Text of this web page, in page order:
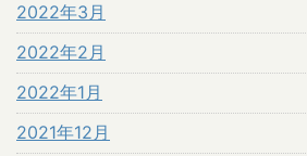
2022年3月
2022年2月
2022年1月
2021年12月